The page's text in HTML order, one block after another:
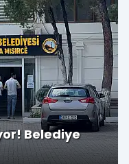
Belediye